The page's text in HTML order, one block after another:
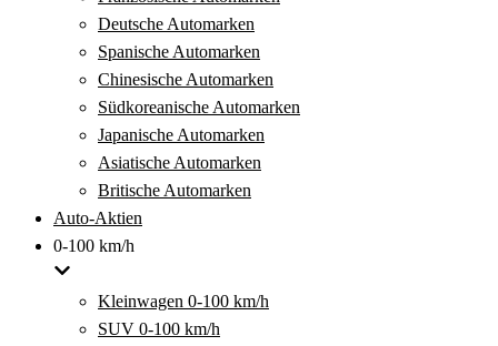
Deutsche Automarken
Spanische Automarken
Chinesische Automarken
Südkoreanische Automarken
Japanische Automarken
Asiatische Automarken
Britische Automarken
Auto-Aktien
0-100 km/h
Kleinwagen 0-100 km/h
SUV 0-100 km/h